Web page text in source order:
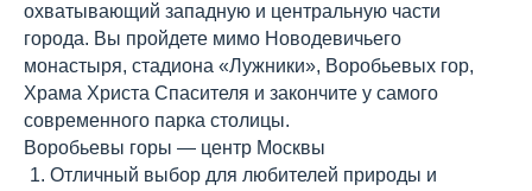
охватывающий западную и центральную части
города. Вы пройдете мимо Новодевичьего
монастыря, стадиона «Лужники», Воробьевых гор,
Храма Христа Спасителя и закончите у самого
современного парка столицы.
Воробьевы горы — центр Москвы
Отличный выбор для любителей природы и